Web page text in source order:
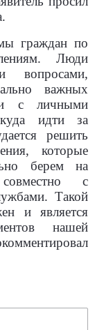
граждан по
Люди
важных
с личными
идти за
решить
которые
берем на
с
Такой
и является
нашей